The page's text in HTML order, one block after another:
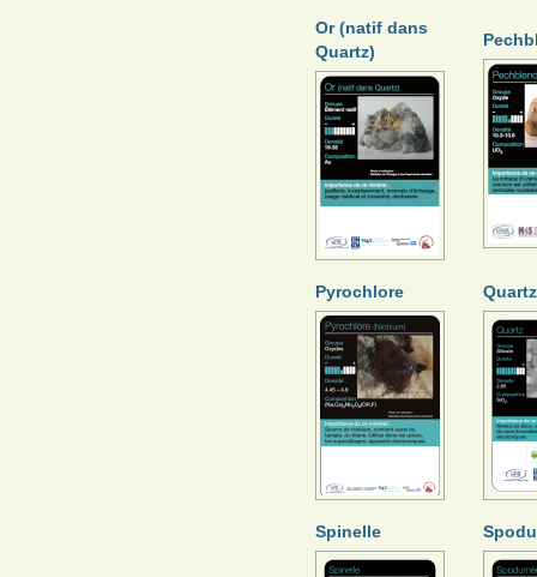
Or (natif dans
Quartz)
Pyrochlore Quartz
Spinelle